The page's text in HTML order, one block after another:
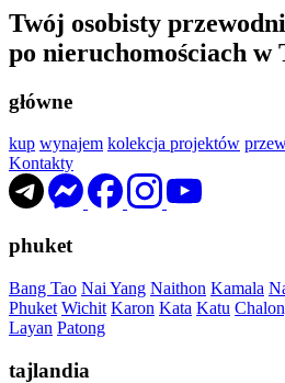
Twój osobisty
po nieruchomościach w
główne
kup wynajem kolekcja projektów
Kontakty
phuket
Bang Tao Nai Yang Naithon Kamala
Phuket Wichit Karon Kata Katu
Layan Patong
tajlandia